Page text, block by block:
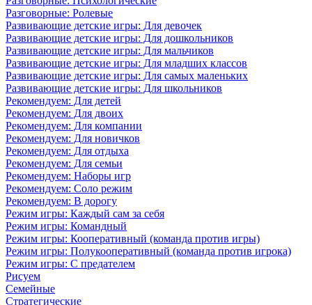
Разговорные: Ролевые
Развивающие детские игры: Для девочек
Развивающие детские игры: Для дошкольников
Развивающие детские игры: Для мальчиков
Развивающие детские игры: Для младших классов
Развивающие детские игры: Для самых маленьких
Развивающие детские игры: Для школьников
Рекомендуем: Для детей
Рекомендуем: Для двоих
Рекомендуем: Для компании
Рекомендуем: Для новичков
Рекомендуем: Для отдыха
Рекомендуем: Для семьи
Рекомендуем: Наборы игр
Рекомендуем: Соло режим
Рекомендуем: В дорогу
Режим игры: Каждый сам за себя
Режим игры: Командный
Режим игры: Кооперативный (команда против игры)
Режим игры: Полукооперативный (команда против игрока)
Режим игры: С предателем
Рисуем
Семейные
Стратегические